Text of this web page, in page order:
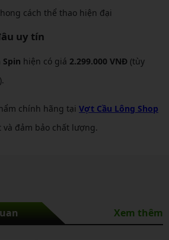
cách thể thao hiện đại
uy tín
Spin hiện có giá 2.299.000 VNĐ (tùy
chính hãng tại Vợt Cầu Lông Shop
đảm bảo chất lượng.
Xem thêm